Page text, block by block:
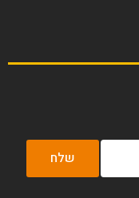
שלח